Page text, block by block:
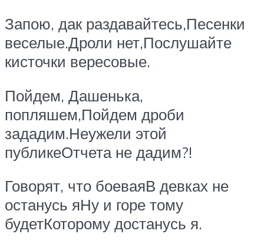
Запою, дак раздавайтесь,Песенки
веселые.Дроли нет,Послушайте
кисточки вересовые.
Пойдем, Дашенька,
попляшем,Пойдем дроби
зададим.Неужели этой
публикеОтчета не дадим?!
Говорят, что боеваяВ девках не
останусь яНу и горе тому
будетКоторому достанусь я.